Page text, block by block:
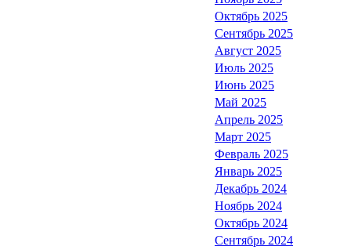
Октябрь 2025
Сентябрь 2025
Август 2025
Июль 2025
Июнь 2025
Май 2025
Апрель 2025
Март 2025
Февраль 2025
Январь 2025
Декабрь 2024
Ноябрь 2024
Октябрь 2024
Сентябрь 2024